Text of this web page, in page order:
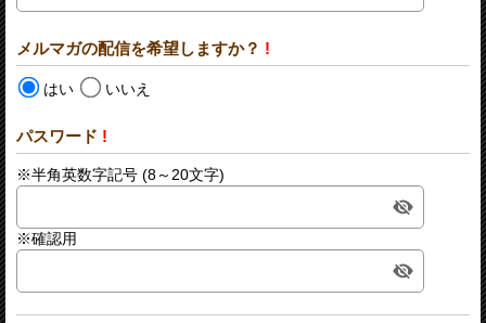
メルマガの配信を希望しますか？ !
はい いいえ
パスワード !
※半角英数字記号 (8～20文字)
※確認用